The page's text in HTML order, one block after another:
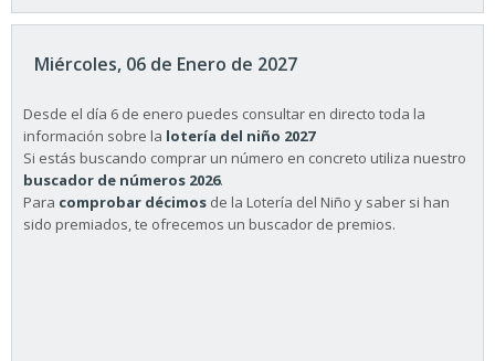
Miércoles, 06 de Enero de 2027
Desde el día 6 de enero puedes consultar en directo toda la
información sobre la lotería del niño 2027
Si estás buscando comprar un número en concreto utiliza nuestro
buscador de números 2026.
Para comprobar décimos de la Lotería del Niño y saber si han
sido premiados, te ofrecemos un buscador de premios.